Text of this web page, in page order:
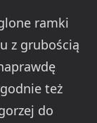
ramki
z grubością
też
do